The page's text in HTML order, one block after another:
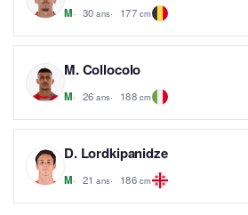
M 30 ans 177 cm
M. Collocolo
M 26 ans 188 cm
D. Lordkipanidze
M 21 ans 186 cm